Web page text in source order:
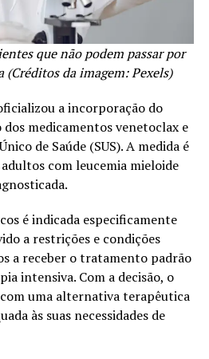
que não podem passar por
da imagem: Pexels)
a incorporação do
medicamentos venetoclax e
de Saúde (SUS). A medida é
com leucemia mieloide
é indicada especificamente
a restrições e condições
a receber o tratamento padrão
intensiva. Com a decisão, o
uma alternativa terapêutica
às suas necessidades de